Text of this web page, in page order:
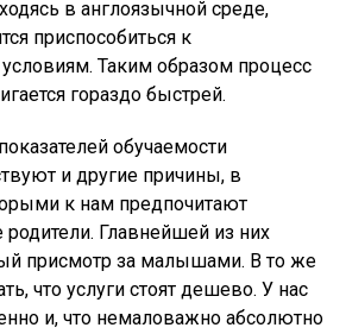
в англоязычной среде,
приспособиться к
Таким образом процесс
гораздо быстрей.
обучаемости
и другие причины, в
к нам предпочитают
Главнейшей из них
присмотр за малышами. В то же
что услуги стоят дешево. У нас
и, что немаловажно абсолютно